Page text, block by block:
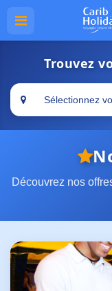
Trouvez
Découvrez nos